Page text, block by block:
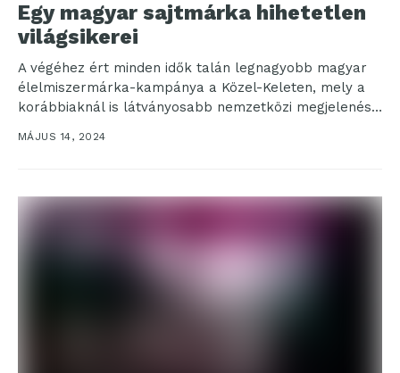
Egy magyar sajtmárka hihetetlen
világsikerei
A végéhez ért minden idők talán legnagyobb magyar
élelmiszermárka-kampánya a Közel-Keleten, mely a
korábbiaknál is látványosabb nemzetközi megjelenést
biztosít a Hajdú sajtok számára....
MÁJUS 14, 2024